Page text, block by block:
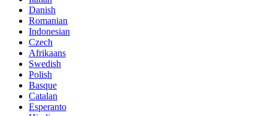
Danish
Romanian
Indonesian
Czech
Afrikaans
Swedish
Polish
Basque
Catalan
Esperanto